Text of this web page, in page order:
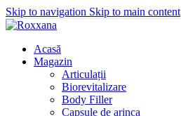
Skip to navigation Skip to main content
Acasă
Magazin
Articulații
Biorevitalizare
Body Filler
Capsule de arinca